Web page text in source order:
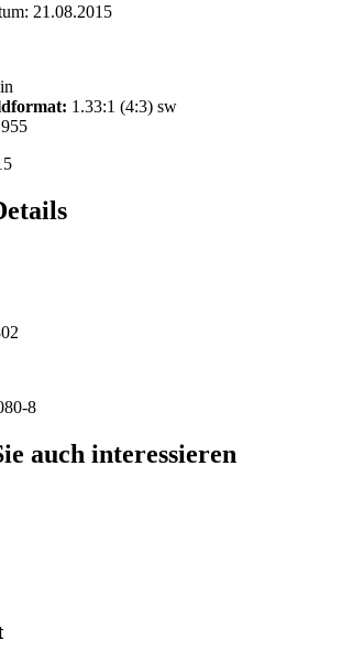
21.08.2015
1.33:1 (4:3) sw
8
auch interessieren